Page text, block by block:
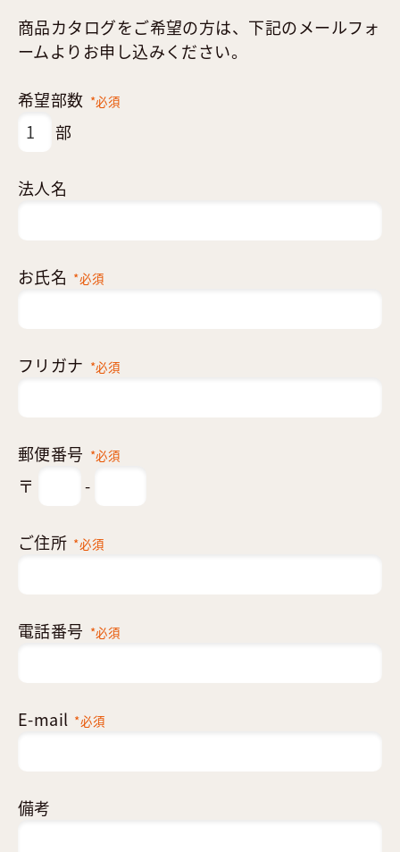
商品カタログをご希望の方は、下記のメールフォ
ームよりお申し込みください。
希望部数 *必須
部
法人名
お氏名 *必須
フリガナ *必須
郵便番号 *必須
〒 -
ご住所 *必須
電話番号 *必須
E-mail *必須
備考